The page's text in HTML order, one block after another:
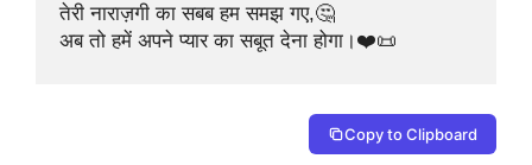
तेरी नाराज़गी का सबब हम समझ गए,🤔
अब तो हमें अपने प्यार का सबूत देना होगा।❤️📜
Copy to Clipboard